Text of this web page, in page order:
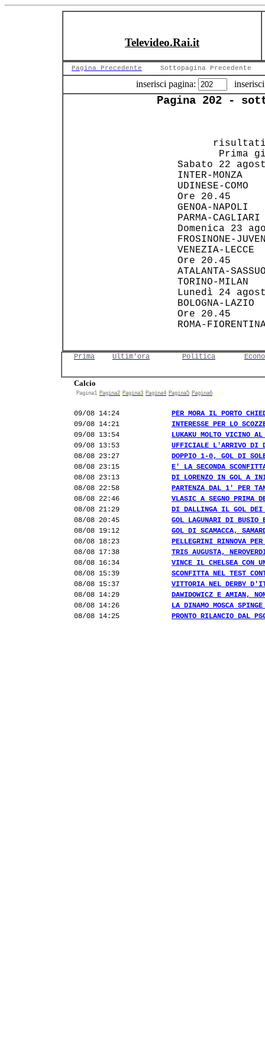
Televideo.Rai.it
Pagina Precedente Sottopagina Precedente
inserisci pagina:
Pagina 202 -
Sabato 22
Domenica
Lunedì 24
ROMA-
Prima Ultim'ora Politica
Calcio
Pagina1 Pagina2 Pagina3 Pagina4 Pagina5 Pagina6
09/08 14:24
PER MORA IL PORTO
09/08 14:21
INTERESSE PER LO
09/08 13:54
LUKAKU MOLTO VICINO AL
09/08 13:53
UFFICIALE L'ARRIVO DI
08/08 23:27
DOPPIO 1-0, GOL DI
08/08 23:15
E' LA SECONDA
08/08 23:13
DI LORENZO IN GOL A
08/08 22:58
PARTENZA DAL 1' PER
08/08 22:46
VLASIC A SEGNO PRIMA
08/08 21:29
DI DALLINGA IL GOL DEI
08/08 20:45
GOL LAGUNARI DI BUSIO
08/08 19:12
GOL DI SCAMACCA,
08/08 18:23
PELLEGRINI RINNOVA PER
08/08 17:38
TRIS AUGUSTA,
08/08 16:34
VINCE IL CHELSEA CON
08/08 15:39
SCONFITTA NEL TEST
08/08 15:37
VITTORIA NEL DERBY
08/08 14:29
DAWIDOWICZ E AMIAN,
08/08 14:26
LA DINAMO MOSCA
08/08 14:25
PRONTO RILANCIO DAL